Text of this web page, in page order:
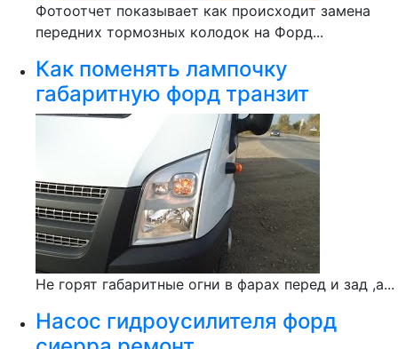
Фотоотчет показывает как происходит замена
передних тормозных колодок на Форд...
Как поменять лампочку
габаритную форд транзит
Не горят габаритные огни в фарах перед и зад ,а...
Насос гидроусилителя форд